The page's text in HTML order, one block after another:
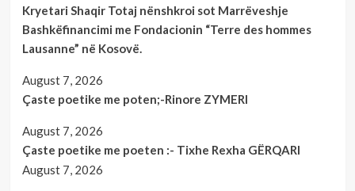
Kryetari Shaqir Totaj nënshkroi sot Marrëveshje
Bashkëfinancimi me Fondacionin “Terre des hommes
Lausanne” në Kosovë.
August 7, 2026
Çaste poetike me poten;-Rinore ZYMERI
August 7, 2026
Çaste poetike me poeten :- Tixhe Rexha GËRQARI
August 7, 2026